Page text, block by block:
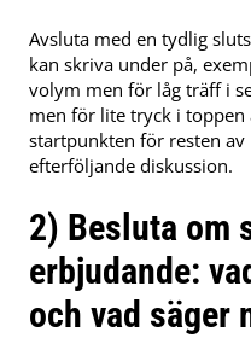
Avsluta med en tydlig
kan skriva under på,
volym men för låg träff i
men för lite tryck i toppen
startpunkten för resten
efterföljande diskussion.
2) Besluta om
erbjudande:
och vad säger